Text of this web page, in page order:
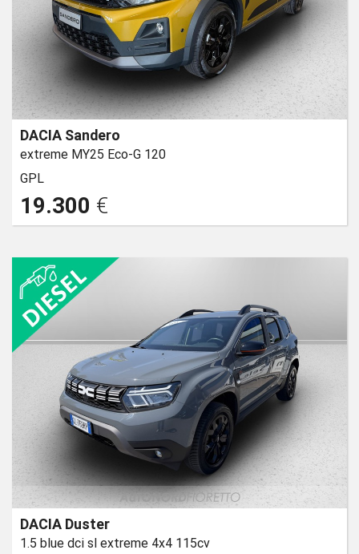
DACIA Sandero
extreme MY25 Eco-G 120
GPL
19.300 €
DACIA Duster
1.5 blue dci sl extreme 4x4 115cv